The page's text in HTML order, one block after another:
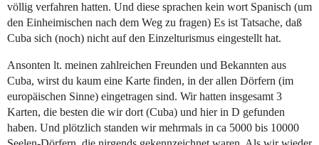
völlig verfahren hatten. Und diese sprachen kein wort Spanisch (um
den Einheimischen nach dem Weg zu fragen) Es ist Tatsache, daß
Cuba sich (noch) nicht auf den Einzelturismus eingestellt hat.
Ansonten lt. meinen zahlreichen Freunden und Bekannten aus
Cuba, wirst du kaum eine Karte finden, in der allen Dörfern (im
europäischen Sinne) eingetragen sind. Wir hatten insgesamt 3
Karten, die besten die wir dort (Cuba) und hier in D gefunden
haben. Und plötzlich standen wir mehrmals in ca 5000 bis 10000